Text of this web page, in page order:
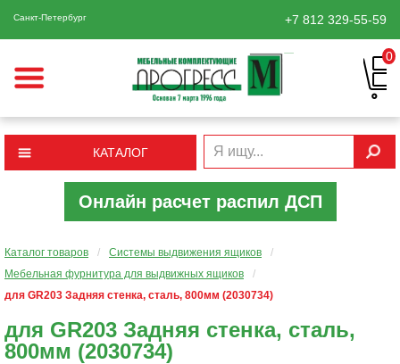
Санкт-Петербург +7 812 329-55-59
0
КАТАЛОГ
Онлайн расчет распил ДСП
Каталог товаров / Системы выдвижения ящиков
/
Мебельная фурнитура для выдвижных ящиков
/
для GR203 Задняя стенка, сталь, 800мм (2030734)
для GR203 Задняя стенка, сталь,
800мм (2030734)